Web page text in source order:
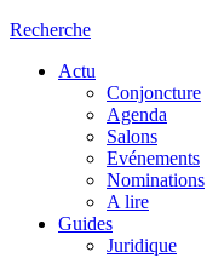
Recherche
Actu
Conjoncture
Agenda
Salons
Evénements
Nominations
A lire
Guides
Juridique